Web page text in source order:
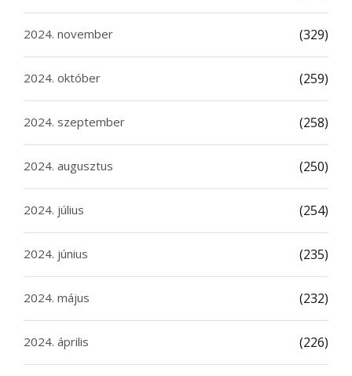
2024. november (329)
2024. október (259)
2024. szeptember (258)
2024. augusztus (250)
2024. július (254)
2024. június (235)
2024. május (232)
2024. április (226)